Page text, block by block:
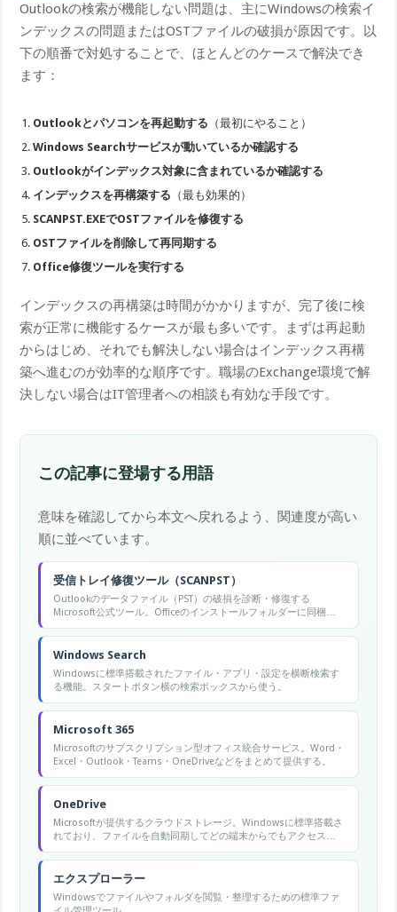
Outlookの検索が機能しない問題は、主にWindowsの検索イ
ンデックスの問題またはOSTファイルの破損が原因です。以
下の順番で対処することで、ほとんどのケースで解決でき
ます：
Outlookとパソコンを再起動する （最初にやること）
Windows Searchサービスが動いているか確認する
Outlookがインデックス対象に含まれているか確認する
インデックスを再構築する （最も効果的）
SCANPST.EXEでOSTファイルを修復する
OSTファイルを削除して再同期する
Office修復ツールを実行する
インデックスの再構築は時間がかかりますが、完了後に検
索が正常に機能するケースが最も多いです。まずは再起動
からはじめ、それでも解決しない場合はインデックス再構
築へ進むのが効率的な順序です。職場のExchange環境で解
決しない場合はIT管理者への相談も有効な手段です。
この記事に登場する用語
意味を確認してから本文へ戻れるよう、関連度が高い
順に並べています。
受信トレイ修復ツール（SCANPST）
Outlookのデータファイル（PST）の破損を診断・修復する
Microsoft公式ツール。Officeのインストールフォルダーに同梱さ
れており、「PSTファイルが開けない」トラブルの定番解決手段。
Windows Search
Windowsに標準搭載されたファイル・アプリ・設定を横断検索す
る機能。スタートボタン横の検索ボックスから使う。
Microsoft 365
Microsoftのサブスクリプション型オフィス統合サービス。Word・
Excel・Outlook・Teams・OneDriveなどをまとめて提供する。
OneDrive
Microsoftが提供するクラウドストレージ。Windowsに標準搭載さ
れており、ファイルを自動同期してどの端末からでもアクセスで
きる。
エクスプローラー
Windowsでファイルやフォルダを閲覧・整理するための標準ファ